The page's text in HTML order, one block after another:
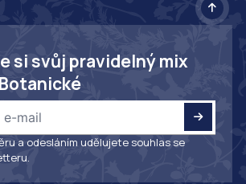
si svůj pravidelný mix
a odesláním udělujete souhlas se